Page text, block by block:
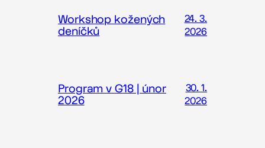
Workshop kožených
deníčků
24. 3.
2026
Program v G18 | únor
2026
30. 1.
2026